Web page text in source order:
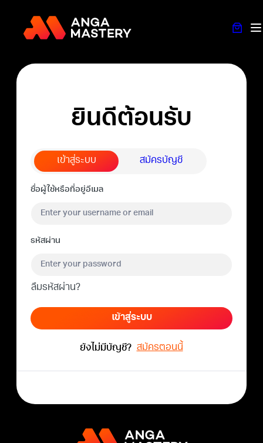
ยินดีต้อนรับ
เข้าสู่ระบบ สมัครบัญชี
ชื่อผู้ใช้หรือที่อยู่อีเมล
รหัสผ่าน
ลืมรหัสผ่าน?
เข้าสู่ระบบ
ยังไม่มีบัญชี? สมัครตอนนี้